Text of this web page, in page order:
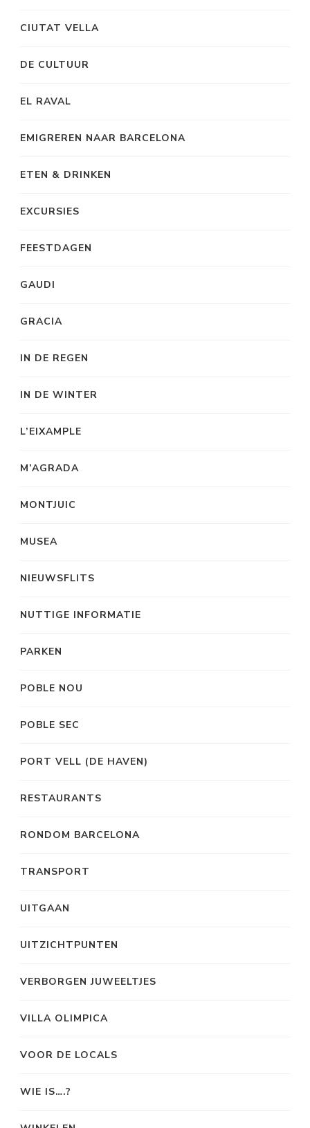
CIUTAT VELLA
DE CULTUUR
EL RAVAL
EMIGREREN NAAR BARCELONA
ETEN & DRINKEN
EXCURSIES
FEESTDAGEN
GAUDI
GRACIA
IN DE REGEN
IN DE WINTER
L’EIXAMPLE
M’AGRADA
MONTJUIC
MUSEA
NIEUWSFLITS
NUTTIGE INFORMATIE
PARKEN
POBLE NOU
POBLE SEC
PORT VELL (DE HAVEN)
RESTAURANTS
RONDOM BARCELONA
TRANSPORT
UITGAAN
UITZICHTPUNTEN
VERBORGEN JUWEELTJES
VILLA OLIMPICA
VOOR DE LOCALS
WIE IS….?